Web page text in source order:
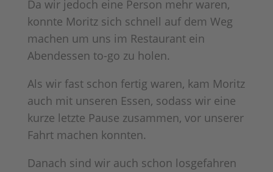
Da wir jedoch eine Person mehr waren,
konnte Moritz sich schnell auf dem Weg
machen um uns im Restaurant ein
Abendessen to-go zu holen.
Als wir fast schon fertig waren, kam Moritz
auch mit unseren Essen, sodass wir eine
kurze letzte Pause zusammen, vor unserer
Fahrt machen konnten.
Danach sind wir auch schon losgefahren